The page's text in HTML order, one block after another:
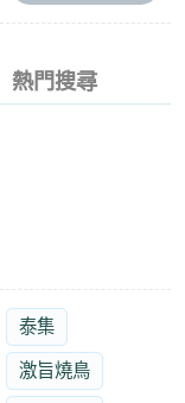
熱門搜尋
泰集
激旨燒鳥